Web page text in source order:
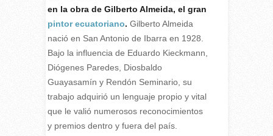
en la obra de Gilberto Almeida, el gran
pintor ecuatoriano. Gilberto Almeida
nació en San Antonio de Ibarra en 1928.
Bajo la influencia de Eduardo Kieckmann,
Diógenes Paredes, Diosbaldo
Guayasamín y Rendón Seminario, su
trabajo adquirió un lenguaje propio y vital
que le valió numerosos reconocimientos
y premios dentro y fuera del país.